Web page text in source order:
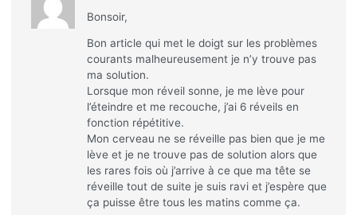
Bonsoir,
Bon article qui met le doigt sur les problèmes
courants malheureusement je n’y trouve pas
ma solution.
Lorsque mon réveil sonne, je me lève pour
l’éteindre et me recouche, j’ai 6 réveils en
fonction répétitive.
Mon cerveau ne se réveille pas bien que je me
lève et je ne trouve pas de solution alors que
les rares fois où j’arrive à ce que ma tête se
réveille tout de suite je suis ravi et j’espère que
ça puisse être tous les matins comme ça.